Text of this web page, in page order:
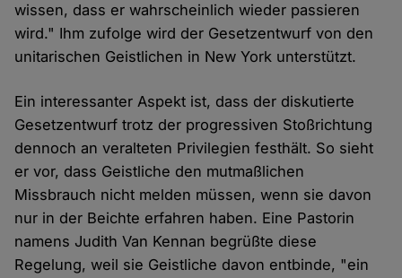
wissen, dass er wahrscheinlich wieder passieren
wird." Ihm zufolge wird der Gesetzentwurf von den
unitarischen Geistlichen in New York unterstützt.
Ein interessanter Aspekt ist, dass der diskutierte
Gesetzentwurf trotz der progressiven Stoßrichtung
dennoch an veralteten Privilegien festhält. So sieht
er vor, dass Geistliche den mutmaßlichen
Missbrauch nicht melden müssen, wenn sie davon
nur in der Beichte erfahren haben. Eine Pastorin
namens Judith Van Kennan begrüßte diese
Regelung, weil sie Geistliche davon entbinde, "ein